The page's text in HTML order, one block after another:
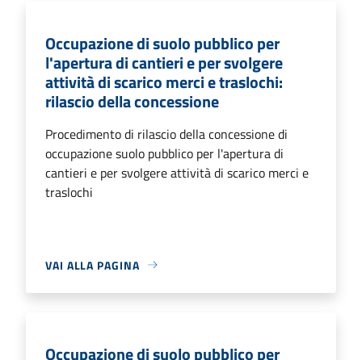
Occupazione di suolo pubblico per
l'apertura di cantieri e per svolgere
attività di scarico merci e traslochi:
rilascio della concessione
Procedimento di rilascio della concessione di
occupazione suolo pubblico per l'apertura di
cantieri e per svolgere attività di scarico merci e
traslochi
VAI ALLA PAGINA
Occupazione di suolo pubblico per